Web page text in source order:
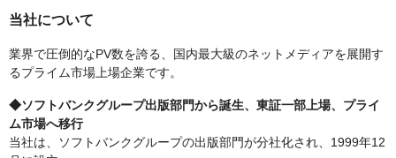
当社について
業界で圧倒的なPV数を誇る、国内最大級のネットメディアを展開す
るプライム市場上場企業です。
◆ソフトバンクグループ出版部門から誕生、東証一部上場、プライ
ム市場へ移行
当社は、ソフトバンクグループの出版部門が分社化され、1999年12